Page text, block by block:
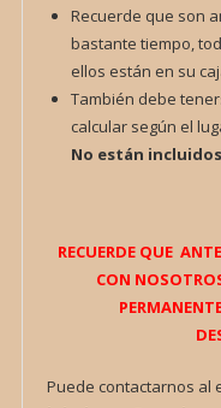
Recuerde que son
bastante tiempo,
ellos están en su
También debe
calcular según el
No están
RECUERDE QUE
CON
Puede contactarnos al